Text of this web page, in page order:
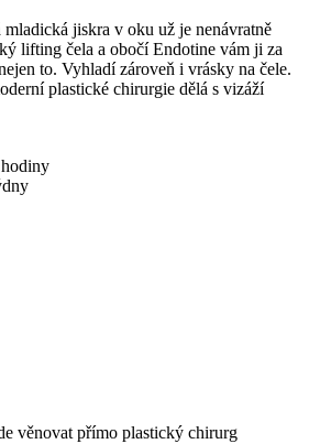
jiskra v oku už je nenávratně
lifting čela a obočí Endotine vám ji za
to. Vyhladí zároveň i vrásky na čele.
plastické chirurgie dělá s vizáží
věnovat přímo plastický chirurg